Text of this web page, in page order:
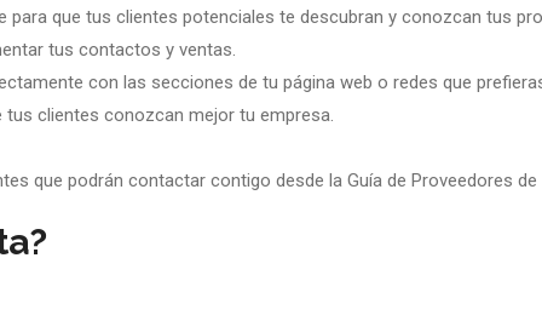
para que tus clientes potenciales te descubran y conozcan tus
tus contactos y ventas.
con las secciones de tu página web o redes que
clientes conozcan mejor tu empresa.
que podrán contactar contigo desde la Guía de Proveedores de